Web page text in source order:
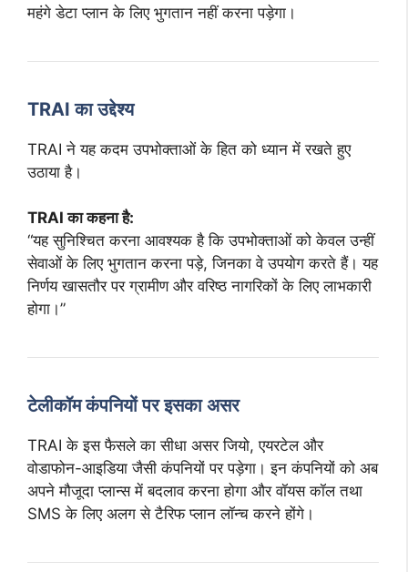
महंगे डेटा प्लान के लिए भुगतान नहीं करना पड़ेगा।
TRAI का उद्देश्य
TRAI ने यह कदम उपभोक्ताओं के हित को ध्यान में रखते हुए
उठाया है।
TRAI का कहना है:
“यह सुनिश्चित करना आवश्यक है कि उपभोक्ताओं को केवल उन्हीं
सेवाओं के लिए भुगतान करना पड़े, जिनका वे उपयोग करते हैं। यह
निर्णय खासतौर पर ग्रामीण और वरिष्ठ नागरिकों के लिए लाभकारी
होगा।”
टेलीकॉम कंपनियों पर इसका असर
TRAI के इस फैसले का सीधा असर जियो, एयरटेल और
वोडाफोन-आइडिया जैसी कंपनियों पर पड़ेगा। इन कंपनियों को अब
अपने मौजूदा प्लान्स में बदलाव करना होगा और वॉयस कॉल तथा
SMS के लिए अलग से टैरिफ प्लान लॉन्च करने होंगे।